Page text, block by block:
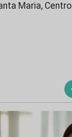
Maria, Centro